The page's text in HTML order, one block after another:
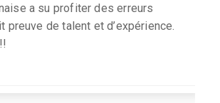
a su profiter des erreurs
preuve de talent et d’expérience.